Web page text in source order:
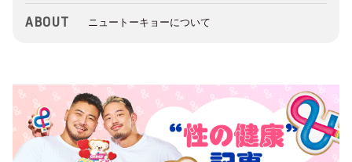
ABOUT ニュートーキョーについて